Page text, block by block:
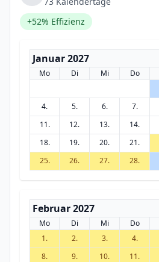
+52% Effizienz
Januar 2027
Mo Di Mi Do
4.
5. 6. 7.
11.
12. 13. 14.
18.
19. 20. 21.
25.
26. 27. 28.
Februar 2027
Mo Di Mi Do
1.
2. 3. 4.
8.
9. 10. 11.